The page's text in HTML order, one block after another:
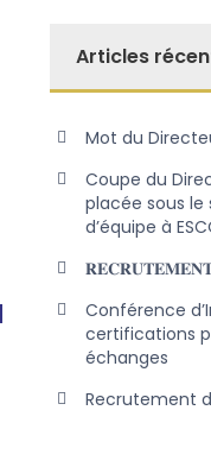
Articles
Mot du
Coupe du
placée sous le
d’équipe à
Conférence
certifications
échanges
Recrutement